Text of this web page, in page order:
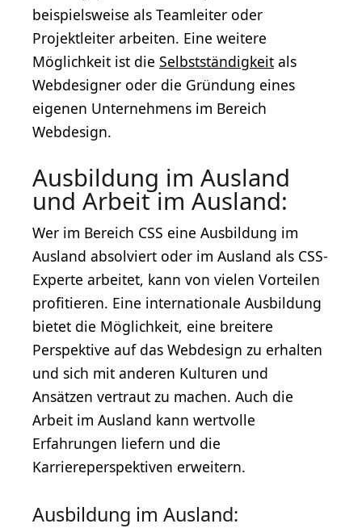
beispielsweise als Teamleiter oder
Projektleiter arbeiten. Eine weitere
Möglichkeit ist die Selbstständigkeit als
Webdesigner oder die Gründung eines
eigenen Unternehmens im Bereich
Webdesign.
Ausbildung im Ausland
und Arbeit im Ausland:
Wer im Bereich CSS eine Ausbildung im
Ausland absolviert oder im Ausland als CSS-
Experte arbeitet, kann von vielen Vorteilen
profitieren. Eine internationale Ausbildung
bietet die Möglichkeit, eine breitere
Perspektive auf das Webdesign zu erhalten
und sich mit anderen Kulturen und
Ansätzen vertraut zu machen. Auch die
Arbeit im Ausland kann wertvolle
Erfahrungen liefern und die
Karriereperspektiven erweitern.
Ausbildung im Ausland: